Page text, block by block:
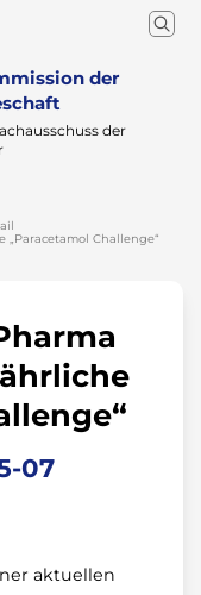
der
der
Challenge“
07
aktuellen